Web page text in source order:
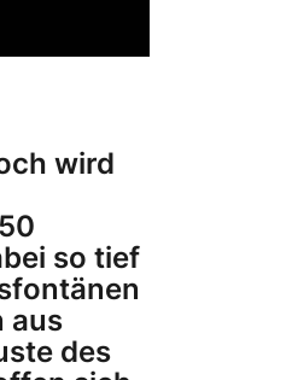
wird
so tief
aus
des